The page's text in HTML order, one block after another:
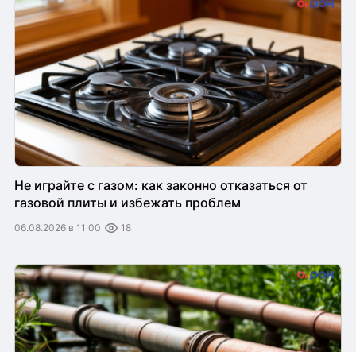
Не играйте с газом: как законно отказаться от
газовой плиты и избежать проблем
06.08.2026 в 11:00 18